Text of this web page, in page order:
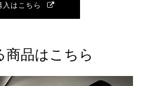
入はこちら
商品はこちら